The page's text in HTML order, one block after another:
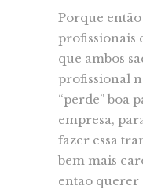
Porque
profissionais
que ambos
profissional
“perde” boa
empresa,
fazer essa
bem mais
então querer